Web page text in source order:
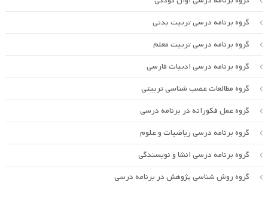
گروه برنامه درسی تربیت بدنی
گروه برنامه درسی تربیت معلم
گروه برنامه درسی ادبیات فارسی
گروه مطالعات عصب شناسی تربیتی
گروه عمل فکورانه در برنامه درسی
گروه برنامه درسی ریاضیات و علوم
گروه برنامه درسی انشا و نویسندگی
گروه روش شناسی پژوهش در برنامه درسی